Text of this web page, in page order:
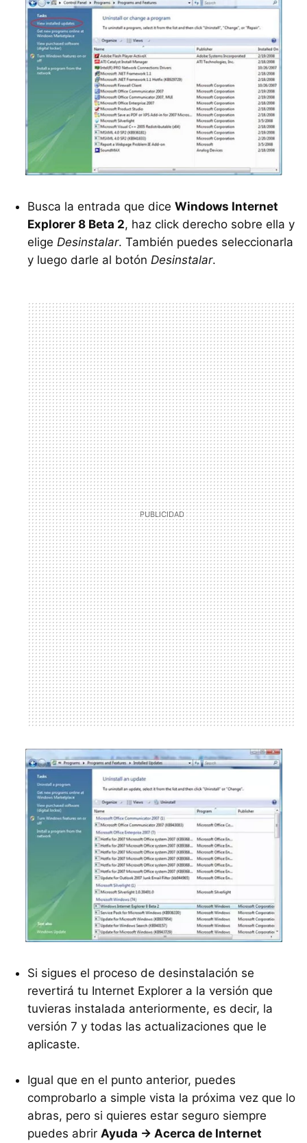
Busca la entrada que dice Windows Internet
Explorer 8 Beta 2, haz click derecho sobre ella y
elige Desinstalar. También puedes seleccionarla
y luego darle al botón Desinstalar.
Si sigues el proceso de desinstalación se
revertirá tu Internet Explorer a la versión que
tuvieras instalada anteriormente, es decir, la
versión 7 y todas las actualizaciones que le
aplicaste.
Igual que en el punto anterior, puedes
comprobarlo a simple vista la próxima vez que lo
abras, pero si quieres estar seguro siempre
puedes abrir Ayuda -> Acerca de Internet